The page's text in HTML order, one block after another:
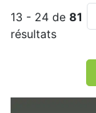
13 - 24 de 81
résultats